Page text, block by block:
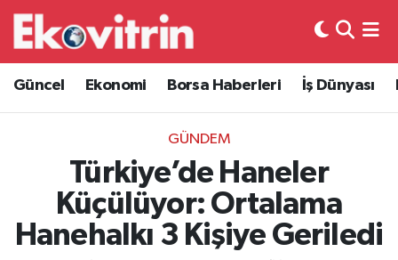
Güncel Ekonomi Borsa Haberleri İş Dünyası
GÜNDEM
Türkiye’de Haneler
Küçülüyor: Ortalama
Hanehalkı 3 Kişiye Geriledi
Güncel
Ekonomi
Borsa Haberleri
İş Dünyası
Lojistik
Hava Durumu
Trafik Durumu
Süper Lig Puan Durumu ve Fikstür
Tüm Manşetler
Son Dakika Haberleri